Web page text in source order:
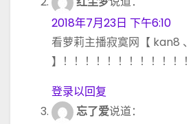
2018年7月23日 下午6:10
看萝莉主播寂寞网【 kan8
】！！！！！！！！！！！！
登录以回复
忘了爱说道：